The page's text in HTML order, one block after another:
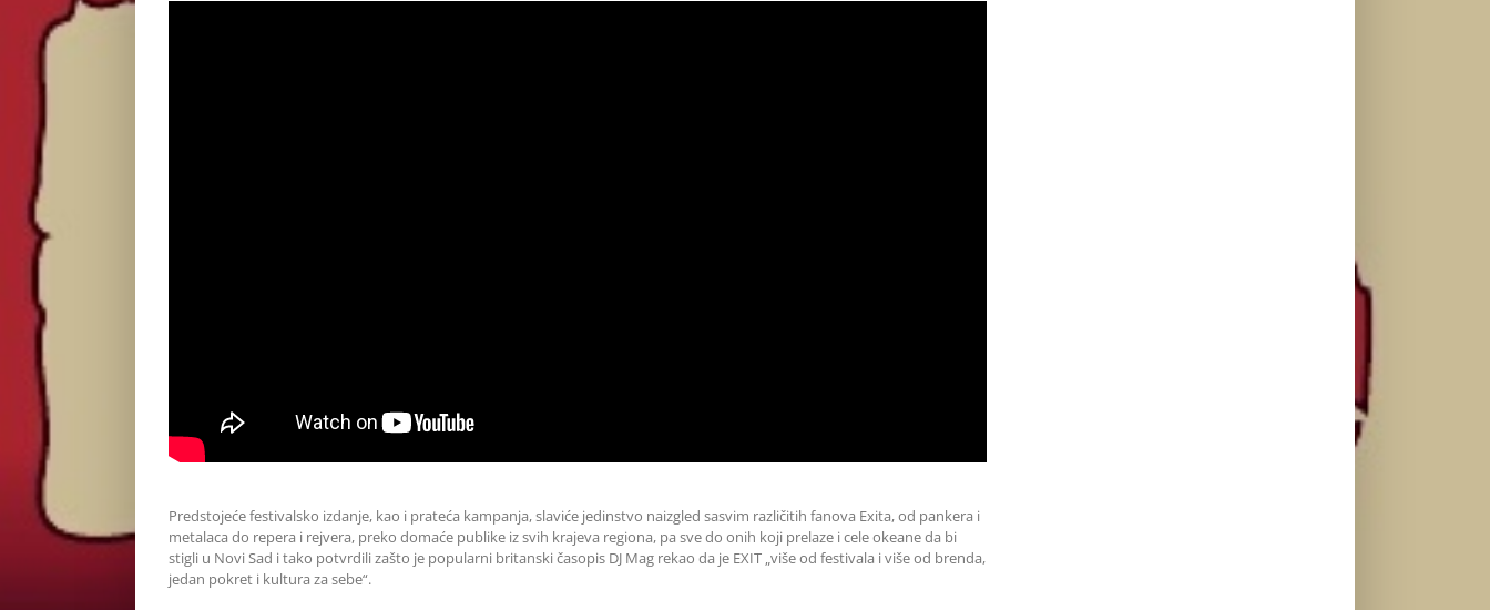
Predstojeće festivalsko izdanje, kao i prateća kampanja, slaviće jedinstvo naizgled sasvim različitih fanova Exita, od pankera i
metalaca do repera i rejvera, preko domaće publike iz svih krajeva regiona, pa sve do onih koji prelaze i cele okeane da bi
stigli u Novi Sad i tako potvrdili zašto je popularni britanski časopis DJ Mag rekao da je EXIT „više od festivala i više od brenda,
jedan pokret i kultura za sebe“.